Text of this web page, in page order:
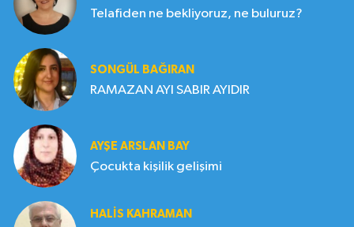
Telafiden ne bekliyoruz, ne buluruz?
SONGÜL BAĞIRAN
RAMAZAN AYI SABIR AYIDIR
AYŞE ARSLAN BAY
Çocukta kişilik gelişimi
HALIS KAHRAMAN